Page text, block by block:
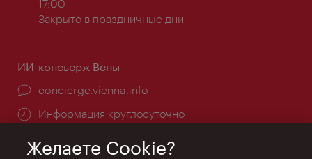
работы:
17:00
Закрыто в праздничные дни
ИИ-консьерж Вены
concierge.vienna.info
Информация круглосуточно
Желаете Cookie?